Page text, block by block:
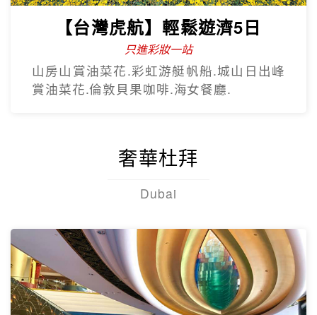
【台灣虎航】輕鬆遊濟5日
只進彩妝一站
山房山賞油菜花.彩虹游艇帆船.城山日出峰
賞油菜花.倫敦貝果咖啡.海女餐廳.
奢華杜拜
Dubai